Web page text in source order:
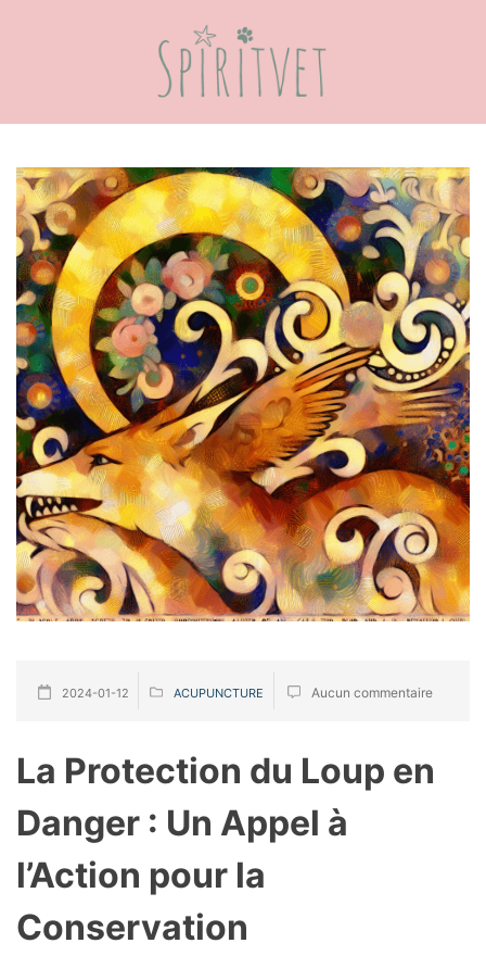
2024-01-12 ACUPUNCTURE Aucun commentaire
La Protection du Loup en
Danger : Un Appel à
l’Action pour la
Conservation